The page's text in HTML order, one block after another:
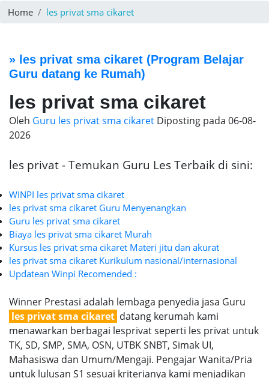
Home les privat sma cikaret
» les privat sma cikaret (Program Belajar
Guru datang ke Rumah)
les privat sma cikaret
Oleh Guru les privat sma cikaret Diposting pada 06-08-
2026
les privat - Temukan Guru Les Terbaik di sini:
WINPI les privat sma cikaret
les privat sma cikaret Guru Menyenangkan
Guru les privat sma cikaret
Biaya les privat sma cikaret Murah
Kursus les privat sma cikaret Materi jitu dan akurat
les privat sma cikaret Kurikulum nasional/internasional
Updatean Winpi Recomended :
Winner Prestasi adalah lembaga penyedia jasa Guru
les privat sma cikaret datang kerumah kami
menawarkan berbagai lesprivat seperti les privat untuk
TK, SD, SMP, SMA, OSN, UTBK SNBT, Simak UI,
Mahasiswa dan Umum/Mengaji. Pengajar Wanita/Pria
untuk lulusan S1 sesuai kriterianya kami menjadikan